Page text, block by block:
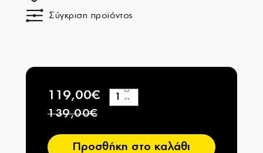
Σύγκριση προϊόντος
119,00€
139,00€
−
+
Προσθήκη στο καλάθι